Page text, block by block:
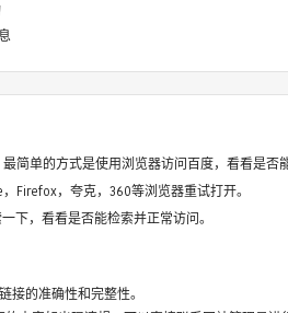
简单的方式是使用浏览器访问百度，看看是否
Firefox，夸克，360等浏览器重试打开。
下，看看是否能检索并正常访问。
的准确性和完整性。